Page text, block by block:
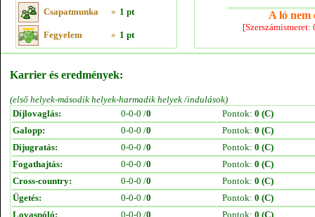
Csapatmunka » 1 pt
Fegyelem » 1 pt
A ló nem
Karrier és eredmények:
(első helyek-második helyek-harmadik helyek /indulások)
Díjlovaglás:
0-0-0 /0 Pontok: 0 (C)
Galopp:
0-0-0 /0 Pontok: 0 (C)
Díjugratás:
0-0-0 /0 Pontok: 0 (C)
Fogathajtás:
0-0-0 /0 Pontok: 0 (C)
Cross-country:
0-0-0 /0 Pontok: 0 (C)
Ügetés:
0-0-0 /0 Pontok: 0 (C)
Lovaspóló:
0-0-0 /0 Pontok: 0 (C)